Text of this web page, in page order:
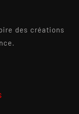
des créations